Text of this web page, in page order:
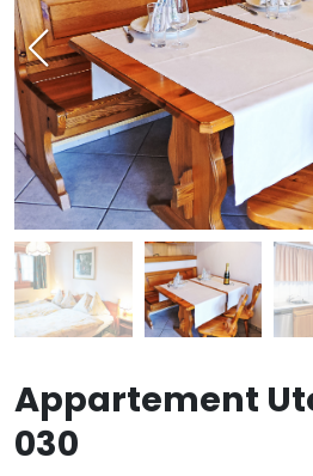
Appartement
030